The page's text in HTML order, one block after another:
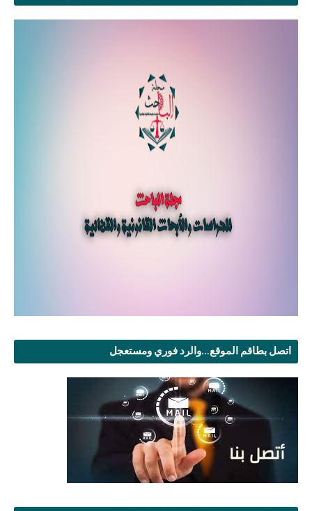
اتصل بطاقم الموقع...والرد فوري ومستعجل